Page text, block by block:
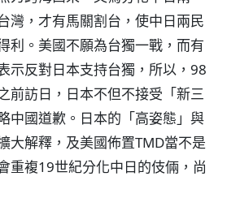
灣，才有馬關割台，使中日兩民
利。美國不願為台獨一戰，而有
示反對日本支持台獨，所以，98
前訪日，日本不但不接受「新三
中國道歉。日本的「高姿態」與
大解釋，及美國佈置TMD當不是
重複19世紀分化中日的伎倆，尚